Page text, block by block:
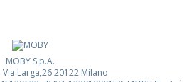
MOBY S.p.A.
Via Larga,26 20122 Milano